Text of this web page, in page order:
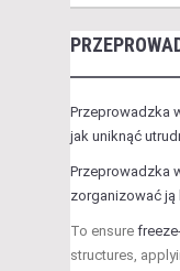
Przeprowadzka
jak uniknąć
Przeprowadzka
zorganizować ją
To ensure
structures,